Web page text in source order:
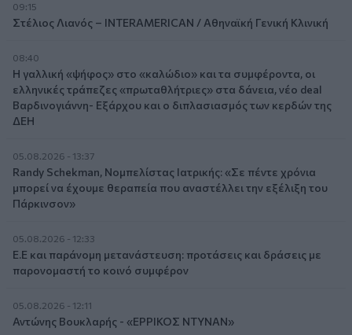
09:15
Στέλιος Λιανός – INTERAMERICAN / Αθηναϊκή Γενική Κλινική
08:40
Η γαλλική «ψήφος» στο «καλώδιο» και τα συμφέροντα, οι
ελληνικές τράπεζες «πρωταθλήτριες» στα δάνεια, νέο deal
Βαρδινογιάννη- Εξάρχου και ο διπλασιασμός των κερδών της
ΔΕΗ
05.08.2026 - 13:37
Randy Schekman, Νομπελίστας Ιατρικής: «Σε πέντε χρόνια
μπορεί να έχουμε θεραπεία που αναστέλλει την εξέλιξη του
Πάρκινσον»
05.08.2026 - 12:33
Ε.Ε και παράνομη μετανάστευση: προτάσεις και δράσεις με
παρονομαστή το κοινό συμφέρον
05.08.2026 - 12:11
Αντώνης Βουκλαρής - «ΕΡΡΙΚΟΣ ΝΤΥΝΑΝ»